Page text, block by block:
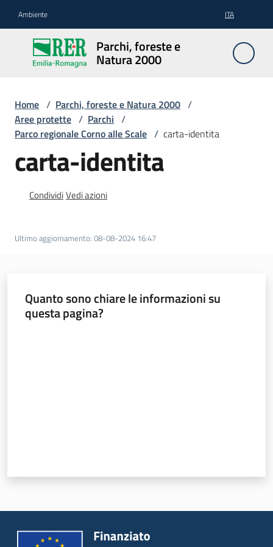
Ambiente ITA
Parchi, foreste e
Natura 2000
Parchi,
foreste
e
2000
Aree
Protette
Natura
Foreste
su
Home / Parchi, foreste e Natura 2000 /
Aree protette / Parchi /
Parco regionale Corno alle Scale / carta-identita
carta-identita
CondividiVedi azioni
Ultimo aggiornamento: 08-08-2024 16:47
Quanto sono chiare le informazioni su
questa pagina?